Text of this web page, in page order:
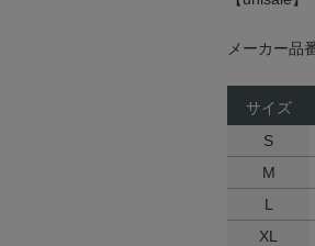
メーカー品
サイズ
S
M
L
XL